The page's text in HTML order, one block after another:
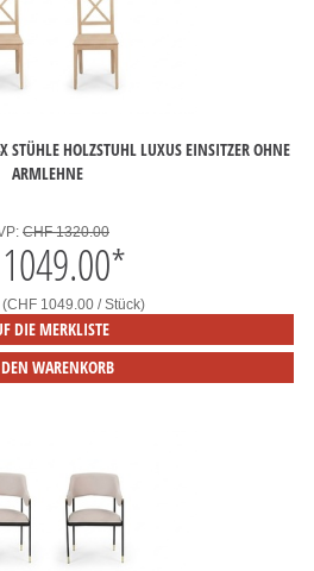
STÜHLE HOLZSTUHL LUXUS EINSITZER OHNE
ARMLEHNE
CHF 1320.00
1049.00*
(CHF 1049.00 / Stück)
DIE MERKLISTE
WARENKORB